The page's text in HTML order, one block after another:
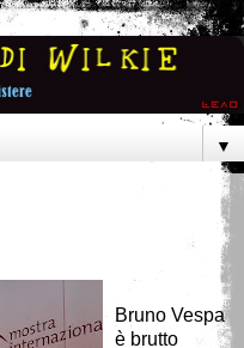
▼
Bruno Vespa
è brutto